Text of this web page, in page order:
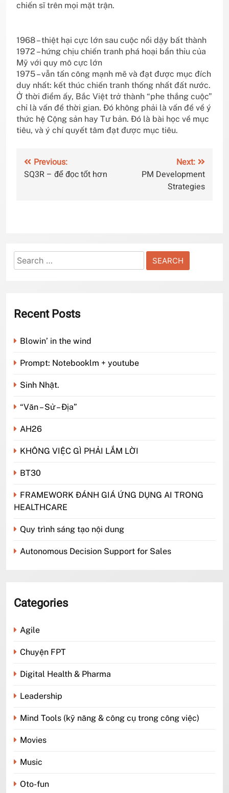
chiến sĩ trên mọi mặt trận.
1968 – thiệt hại cực lớn sau cuộc nổi dậy bất thành
1972 – hứng chịu chiến tranh phá hoại bẩn thỉu của
Mỹ với quy mô cực lớn
1975 – vẫn tấn công mạnh mẽ và đạt được mục đích
duy nhất: kết thúc chiến tranh thống nhất đất nước.
Ở thời điểm ấy, Bắc Việt trở thành “phe thắng cuộc”
chỉ là vấn đề thời gian. Đó không phải là vấn đề về ý
thức hệ Cộng sản hay Tư bản. Đó là bài học về mục
tiêu, và ý chí quyết tâm đạt được mục tiêu.
Post
navigation
Previous:
SQ3R – để đọc tốt hơn
Next:
PM Development
Strategies
Search
for:
Recent Posts
Blowin’ in the wind
Prompt: Notebooklm + youtube
Sinh Nhật.
“Văn – Sử – Địa”
AH26
KHÔNG VIỆC GÌ PHẢI LẮM LỜI
BT30
FRAMEWORK ĐÁNH GIÁ ỨNG DỤNG AI TRONG
HEALTHCARE
Quy trình sáng tạo nội dung
Autonomous Decision Support for Sales
Categories
Agile
Chuyện FPT
Digital Health & Pharma
Leadership
Mind Tools (kỹ năng & công cụ trong công việc)
Movies
Music
Oto-fun